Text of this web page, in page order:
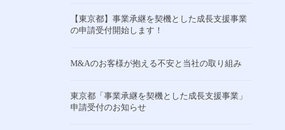
【東京都】事業承継を契機とした成長支援事業
の申請受付開始します！
M&Aのお客様が抱える不安と当社の取り組み
東京都「事業承継を契機とした成長支援事業」
申請受付のお知らせ